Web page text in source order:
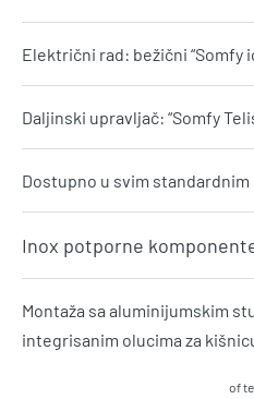
Električni rad: bežični “Somfy
Daljinski upravljač: “Somfy
Dostupno u svim standardnim
Inox potporne
Montaža sa aluminijumskim
integrisanim olucima za
of